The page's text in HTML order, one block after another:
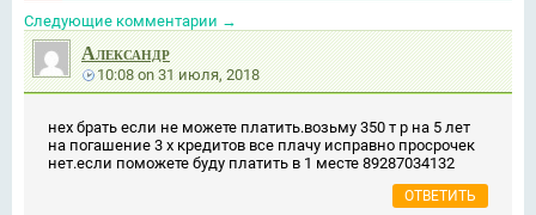
Следующие комментарии →
Александр
10:08on31 июля, 2018
нех брать если не можете платить.возьму 350 т р на 5 лет
на погашение 3 х кредитов все плачу исправно просрочек
нет.если поможете буду платить в 1 месте 89287034132
ОТВЕТИТЬ